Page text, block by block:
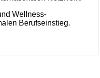
Wellness-
Berufseinstieg.